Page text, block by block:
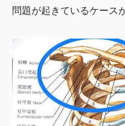
問題が起きているケース